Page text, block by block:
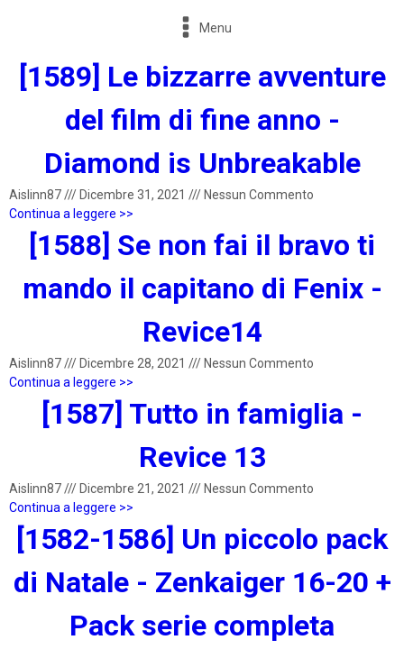
Menu
[1589] Le bizzarre avventure
del film di fine anno -
Diamond is Unbreakable
Aislinn87/// Dicembre 31, 2021 /// Nessun Commento
Continua a leggere >>
[1588] Se non fai il bravo ti
mando il capitano di Fenix -
Revice14
Aislinn87/// Dicembre 28, 2021 /// Nessun Commento
Continua a leggere >>
[1587] Tutto in famiglia -
Revice 13
Aislinn87/// Dicembre 21, 2021 /// Nessun Commento
Continua a leggere >>
[1582-1586] Un piccolo pack
di Natale - Zenkaiger 16-20 +
Pack serie completa